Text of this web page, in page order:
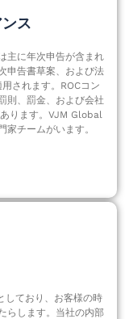
ス
主に年次申告が含まれ
申告書草案、および法
されます。ROCコン
則、罰金、および会社
ります。VJM Global
チームがいます。
しており、お客様の時
らします。当社の内部